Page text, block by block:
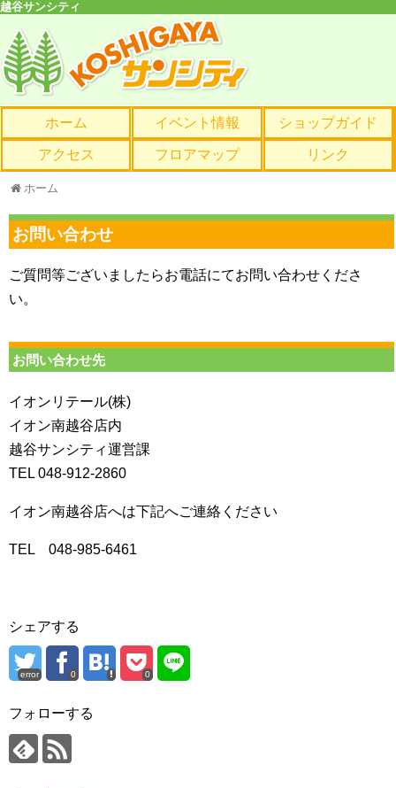
越谷サンシティ
ホーム イベント情報 ショップガイド
アクセス フロアマップ リンク
ホーム
お問い合わせ
ご質問等ございましたらお電話にてお問い合わせくださ
い。
お問い合わせ先
イオンリテール(株)
イオン南越谷店内
越谷サンシティ運営課
TEL 048-912-2860
イオン南越谷店へは下記へご連絡ください
TEL 048-985-6461
シェアする
error 0 0
フォローする